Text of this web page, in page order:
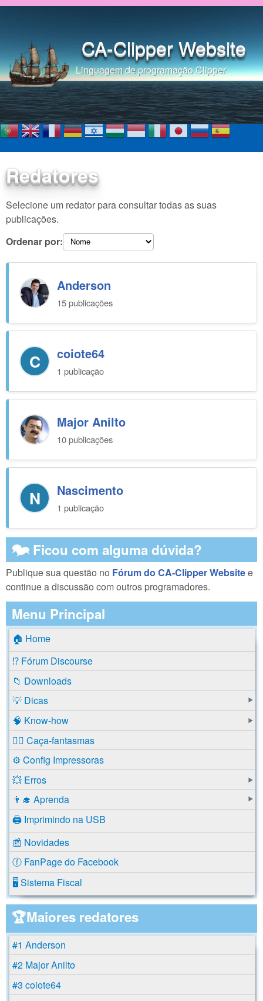
Pular para o conteúdo
CA-Clipper Website
Linguagem de programação Clipper
Redatores
Selecione um redator para consultar todas as suas
publicações.
Ordenar por:
Anderson
15 publicações
C coiote64
1 publicação
Major Anilto
10 publicações
N Nascimento
1 publicação
🗫 Ficou com alguma dúvida?
Publique sua questão no Fórum do CA-Clipper Websitee
continue a discussão com outros programadores.
Menu Principal
🏠 Home
⁉️ Fórum Discourse
📁 Downloads
💡 Dicas
🧠 Know-how
🕵️‍♂️ Caça-fantasmas
⚙️ Config Impressoras
💥 Erros
👨‍🎓 Aprenda
🖨️ Imprimindo na USB
📰 Novidades
ⓕ FanPage do Facebook
🖥️ Sistema Fiscal
🏆Maiores redatores
#1 Anderson
#2 Major Anilto
#3 coiote64